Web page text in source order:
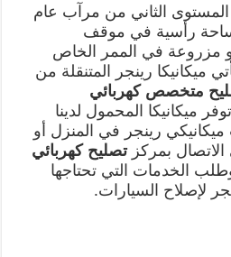
الثاني من مرآب عام
رأسية في موقف
مزروعة في الممر الخاص
ميكانيكا رينجر المتنقلة من
متخصص كهربائي
ميكانيكا المحمول لدينا
رينجر في المنزل أو
بمركزتصليح كهربائي
الخدمات التي تحتاجها
لإصلاح السيارات.